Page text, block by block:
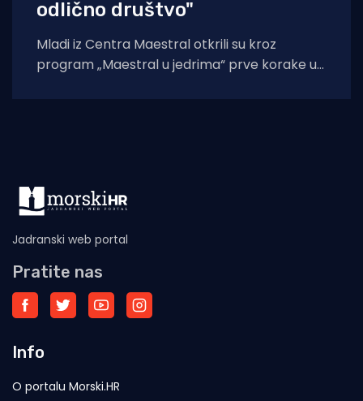
odlično društvo"
Mladi iz Centra Maestral otkrili su kroz
program „Maestral u jedrima“ prve korake u
Jadranski web portal
Pratite nas
Info
O portalu Morski.HR